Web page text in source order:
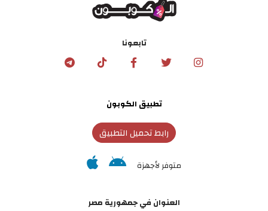
تابعونا
تطبيق الكوبون
رابط تحميل التطبيق
متوفر لأجهزة
العنوان في جمهورية مصر